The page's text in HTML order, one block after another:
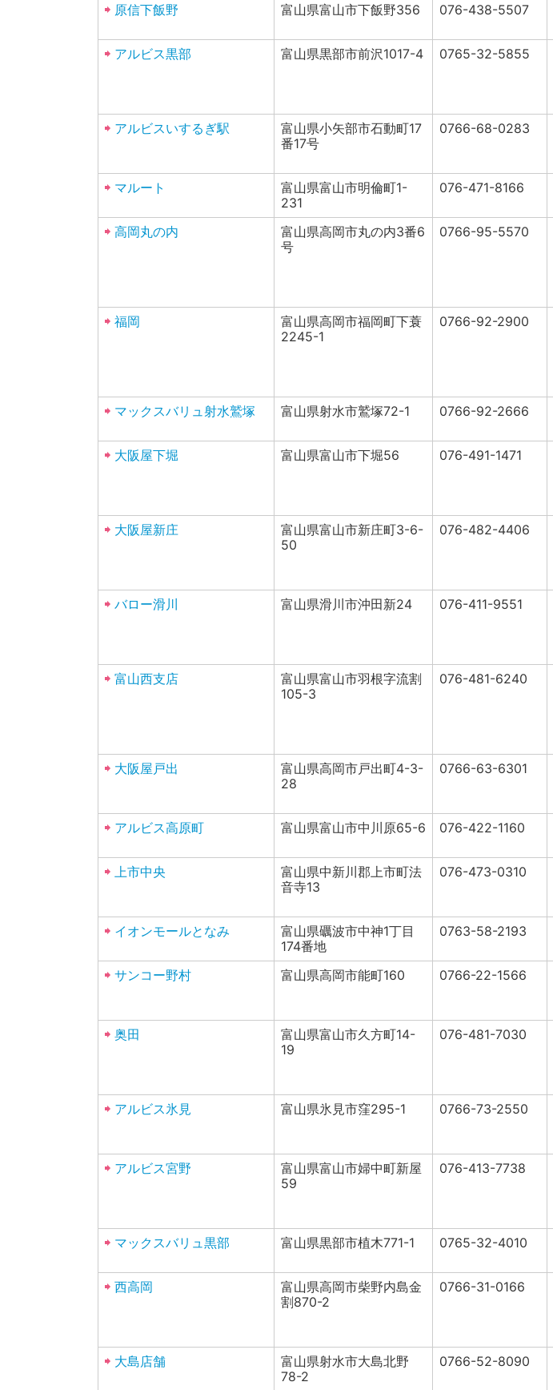
原信下飯野
富山県富山市下飯野356 076-438-5507
アルビス黒部
富山県黒部市前沢1017-4 0765-32-5855
アルビスいするぎ駅
富山県小矢部市石動町17
番17号
0766-68-0283
マルート
富山県富山市明倫町1-
231
076-471-8166
高岡丸の内
富山県高岡市丸の内3番6
号
0766-95-5570
福岡
富山県高岡市福岡町下蓑
2245-1
0766-92-2900
マックスバリュ射水鷲塚 富山県射水市鷲塚72-1 0766-92-2666
大阪屋下堀
富山県富山市下堀56 076-491-1471
大阪屋新庄
富山県富山市新庄町3-6-
50
076-482-4406
バロー滑川
富山県滑川市沖田新24 076-411-9551
富山西支店
富山県富山市羽根字流割
105-3
076-481-6240
大阪屋戸出
富山県高岡市戸出町4-3-
28
0766-63-6301
アルビス高原町
富山県富山市中川原65-6 076-422-1160
上市中央
富山県中新川郡上市町法
音寺13
076-473-0310
イオンモールとなみ
富山県礪波市中神1丁目
174番地
0763-58-2193
サンコー野村 富山県高岡市能町160 0766-22-1566
奥田
富山県富山市久方町14-
19
076-481-7030
アルビス氷見
富山県氷見市窪295-1 0766-73-2550
アルビス宮野
富山県富山市婦中町新屋
59
076-413-7738
マックスバリュ黒部
富山県黒部市植木771-1 0765-32-4010
西高岡
富山県高岡市柴野内島金
割870-2
0766-31-0166
大島店舗
富山県射水市大島北野
78-2
0766-52-8090